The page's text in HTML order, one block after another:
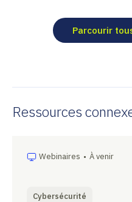
Parcourir
Ressources
Webinaires • À venir
Cybersécurité